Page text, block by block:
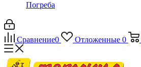
Погреба
Сравнение0 Отложенные 0